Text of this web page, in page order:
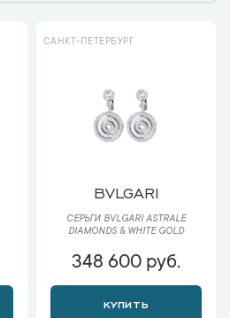
САНКТ-ПЕТЕРБУРГ
BVLGARI
СЕРЬГИ BVLGARI ASTRALE
DIAMONDS & WHITE GOLD
348 600 руб.
КУПИТЬ